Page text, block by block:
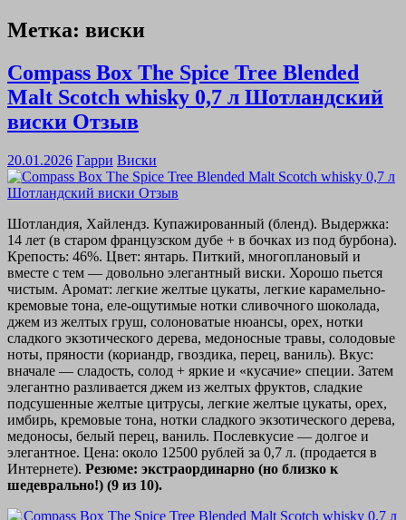
Метка: виски
Compass Box The Spice Tree Blended
Malt Scotch whisky 0,7 л Шотландский
виски Отзыв
20.01.2026 Гарри Виски
Шотландия, Хайлендз. Купажированный (бленд). Выдержка:
14 лет (в старом французском дубе + в бочках из под бурбона).
Крепость: 46%. Цвет: янтарь. Питкий, многоплановый и
вместе с тем — довольно элегантный виски. Хорошо пьется
чистым. Аромат: легкие желтые цукаты, легкие карамельно-
кремовые тона, еле-ощутимые нотки сливочного шоколада,
джем из желтых груш, солоноватые нюансы, орех, нотки
сладкого экзотического дерева, медоносные травы, солодовые
ноты, пряности (кориандр, гвоздика, перец, ваниль). Вкус:
вначале — сладость, солод + яркие и «кусачие» специи. Затем
элегантно разливается джем из желтых фруктов, сладкие
подсушенные желтые цитрусы, легкие желтые цукаты, орех,
имбирь, кремовые тона, нотки сладкого экзотического дерева,
медоносы, белый перец, ваниль. Послевкусие — долгое и
элегантное. Цена: около 12500 рублей за 0,7 л. (продается в
Интернете). Резюме: экстраординарно (но близко к
шедеврально!) (9 из 10).